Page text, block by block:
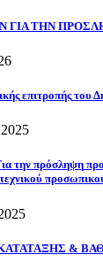
ΓΙΑ ΤHN
επιτροπής του
την πρόσληψη
&